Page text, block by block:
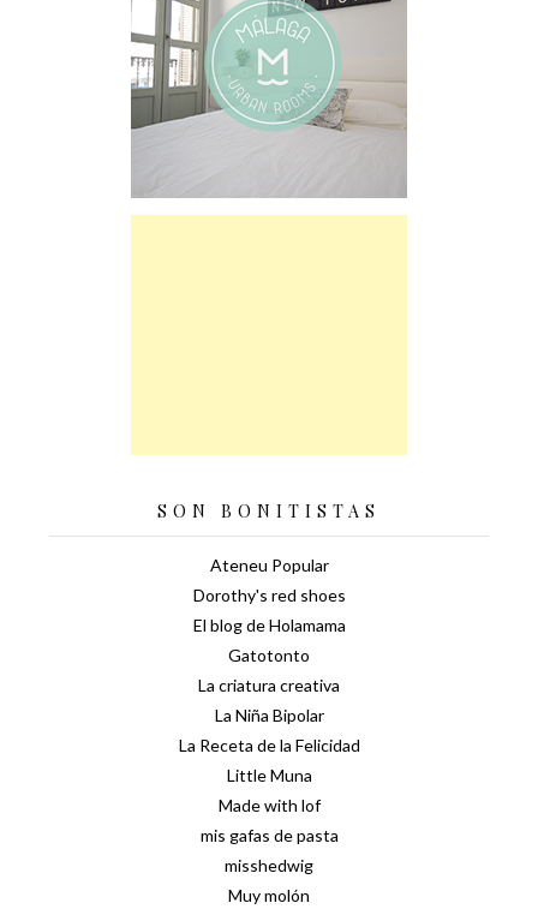
SON BONITISTAS
Ateneu Popular
Dorothy's red shoes
El blog de Holamama
Gatotonto
La criatura creativa
La Niña Bipolar
La Receta de la Felicidad
Little Muna
Made with lof
mis gafas de pasta
misshedwig
Muy molón